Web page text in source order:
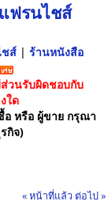
ฟรนไชส์
ส์ | ร้านหนังสือ
วนรับผิดชอบกับ
ใด
อ หรือ ผู้ขาย กรุณา
กิจ)
« หน้าที่แล้ว ต่อไป »